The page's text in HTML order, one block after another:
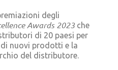
degli
Awards 2023 che
di 20 paesi per
nuovi prodotti e la
del distributore.